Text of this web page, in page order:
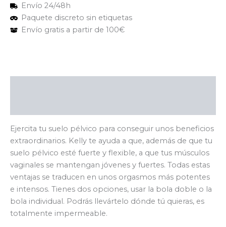
Envío 24/48h
Paquete discreto sin etiquetas
Envío gratis a partir de 100€
Ejercita tu suelo pélvico para conseguir unos beneficios
extraordinarios. Kelly te ayuda a que, además de que tu
suelo pélvico esté fuerte y flexible, a que tus músculos
vaginales se mantengan jóvenes y fuertes. Todas estas
ventajas se traducen en unos orgasmos más potentes
e intensos. Tienes dos opciones, usar la bola doble o la
bola individual. Podrás llevártelo dónde tú quieras, es
totalmente impermeable.